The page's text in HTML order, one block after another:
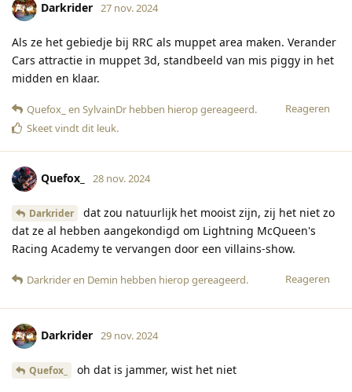
Darkrider 27 nov. 2024
Als ze het gebiedje bij RRC als muppet area maken. Verander
Cars attractie in muppet 3d, standbeeld van mis piggy in het
midden en klaar.
Reageren
Quefox_ en SylvainDr hebben hierop gereageerd.
Skeetvindt dit leuk.
Quefox_ 28 nov. 2024
Darkrider
dat zou natuurlijk het mooist zijn, zij het niet zo
dat ze al hebben aangekondigd om Lightning McQueen's
Racing Academy te vervangen door een villains-show.
Reageren
Darkrideren Demin hebben hierop gereageerd.
Darkrider 29 nov. 2024
Quefox_ oh dat is jammer, wist het niet